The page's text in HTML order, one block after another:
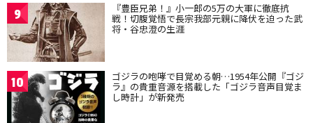
9 『豊臣兄弟！』小一郎の5万の大軍に徹底抗
戦！切腹覚悟で長宗我部元親に降伏を迫った武
将・谷忠澄の生涯
10 ゴジラの咆哮で目覚める朝…1954年公開『ゴジ
ラ』の貴重音源を搭載した「ゴジラ音声目覚ま
し時計」が新発売